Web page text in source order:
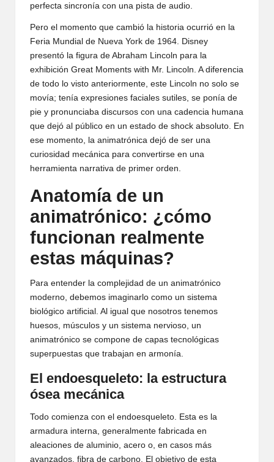
perfecta sincronía con una pista de audio.
Pero el momento que cambió la historia ocurrió en la
Feria Mundial de Nueva York de 1964. Disney
presentó la figura de Abraham Lincoln para la
exhibición Great Moments with Mr. Lincoln. A diferencia
de todo lo visto anteriormente, este Lincoln no solo se
movía; tenía expresiones faciales sutiles, se ponía de
pie y pronunciaba discursos con una cadencia humana
que dejó al público en un estado de shock absoluto. En
ese momento, la animatrónica dejó de ser una
curiosidad mecánica para convertirse en una
herramienta narrativa de primer orden.
Anatomía de un
animatrónico: ¿cómo
funcionan realmente
estas máquinas?
Para entender la complejidad de un animatrónico
moderno, debemos imaginarlo como un sistema
biológico artificial. Al igual que nosotros tenemos
huesos, músculos y un sistema nervioso, un
animatrónico se compone de capas tecnológicas
superpuestas que trabajan en armonía.
El endoesqueleto: la estructura
ósea mecánica
Todo comienza con el endoesqueleto. Esta es la
armadura interna, generalmente fabricada en
aleaciones de aluminio, acero o, en casos más
avanzados, fibra de carbono. El objetivo de esta